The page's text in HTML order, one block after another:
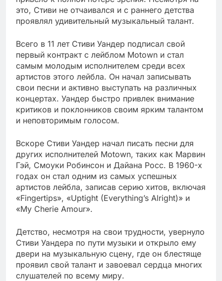
это, Стиви не отчаивался и с раннего детства
проявлял удивительный музыкальный талант.
Всего в 11 лет Стиви Уандер подписал свой
первый контракт с лейблом Motown и стал
самым молодым исполнителем среди всех
артистов этого лейбла. Он начал записывать
свои песни и активно выступать на различных
концертах. Уандер быстро привлек внимание
критиков и поклонников своим ярким талантом
и неповторимым голосом.
Вскоре Стиви Уандер начал писать песни для
других исполнителей Motown, таких как Марвин
Гэй, Смоуки Робинсон и Дайана Росс. В 1960-х
годах он стал одним из самых успешных
артистов лейбла, записав серию хитов, включая
«Fingertips», «Uptight (Everything’s Alright)» и
«My Cherie Amour».
Детство, несмотря на свои трудности, увернуло
Стиви Уандера по пути музыки и открыло ему
двери на музыкальную сцену, где он блестяще
проявил свой талант и завоевал сердца многих
слушателей по всему миру.